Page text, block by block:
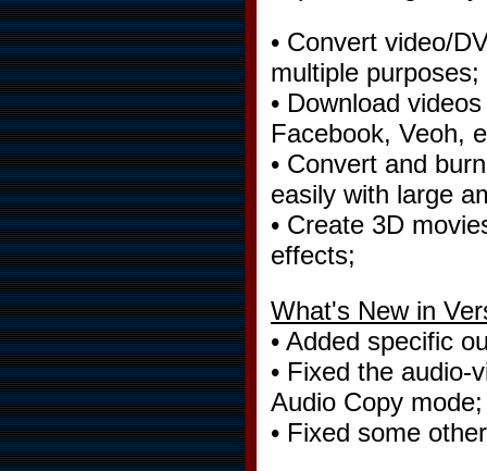
• Convert video/
multiple purposes;
• Download
Facebook, Veoh,
• Convert and
easily with large
• Create 3D
effects;
What's New in
• Added specific
• Fixed the audio-
Audio Copy mode;
• Fixed some